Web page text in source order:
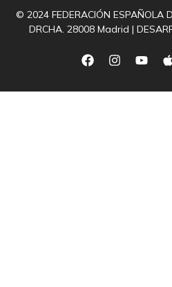
© 2024 FEDERACIÓN ESPAÑOLA
DRCHA. 28008 Madrid |